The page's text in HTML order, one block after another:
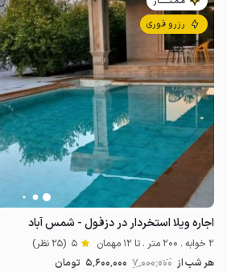
رزرو فوری
اجاره ویلا استخردار در دزفول - شمس آباد
2 خوابه . 200 متر . تا 12 مهمان 5 (25 نظر)
هر شب از 7٬000٬000 5٬600٬000 تومان